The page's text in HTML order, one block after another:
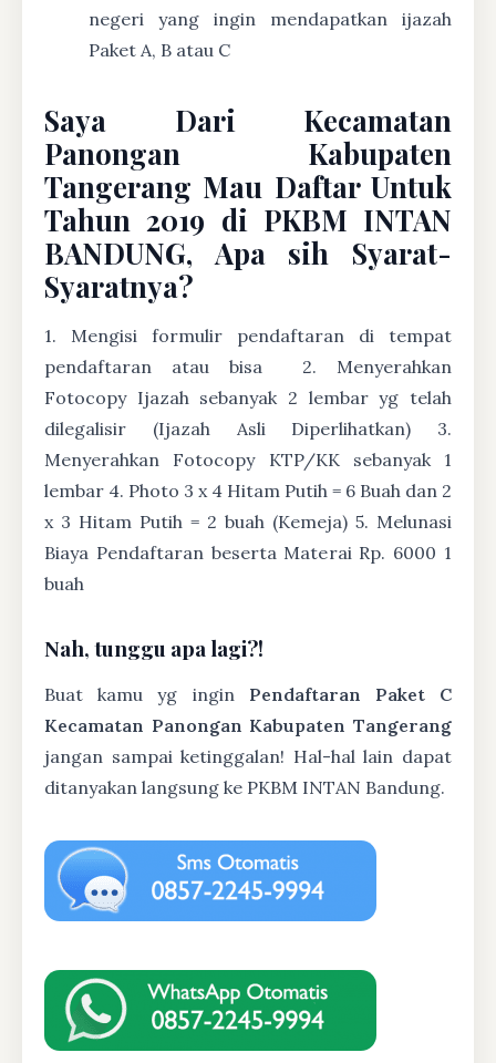
negeri yang ingin mendapatkan ijazah
Paket A, B atau C
Saya Dari Kecamatan
Panongan Kabupaten
Tangerang Mau Daftar Untuk
Tahun 2019 di PKBM INTAN
BANDUNG, Apa sih Syarat-
Syaratnya?
1. Mengisi formulir pendaftaran di tempat
pendaftaran atau bisa
2. Menyerahkan
Fotocopy Ijazah sebanyak 2 lembar yg telah
dilegalisir (Ijazah Asli Diperlihatkan) 3.
Menyerahkan Fotocopy KTP/KK sebanyak 1
lembar 4. Photo 3 x 4 Hitam Putih = 6 Buah dan 2
x 3 Hitam Putih = 2 buah (Kemeja) 5. Melunasi
Biaya Pendaftaran beserta Materai Rp. 6000 1
buah
Nah, tunggu apa lagi?!
Buat kamu yg ingin Pendaftaran Paket C
Kecamatan Panongan Kabupaten Tangerang
jangan sampai ketinggalan! Hal-hal lain dapat
ditanyakan langsung ke PKBM INTAN Bandung.